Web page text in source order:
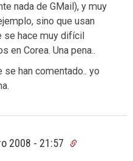
nada de GMail), y muy
sino que usan
se hace muy difícil
en Corea. Una pena..
han comentado.. yo
2008 - 21:57